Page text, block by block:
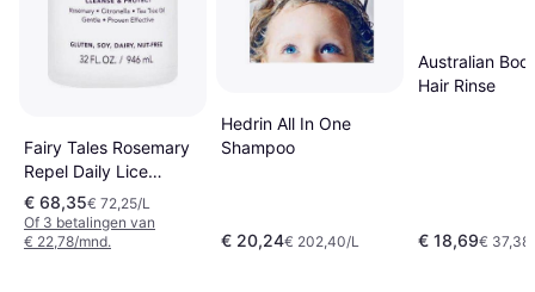
Fairy Tales Rosemary
Repel Daily Lice
Shampoo
€ 68,35€ 72,25/L
Of 3 betalingen van
€ 22,78/mnd.
Hedrin All In One
Shampoo
€ 20,24€ 202,40/L
Australian
Hair Rinse
€ 18,69€